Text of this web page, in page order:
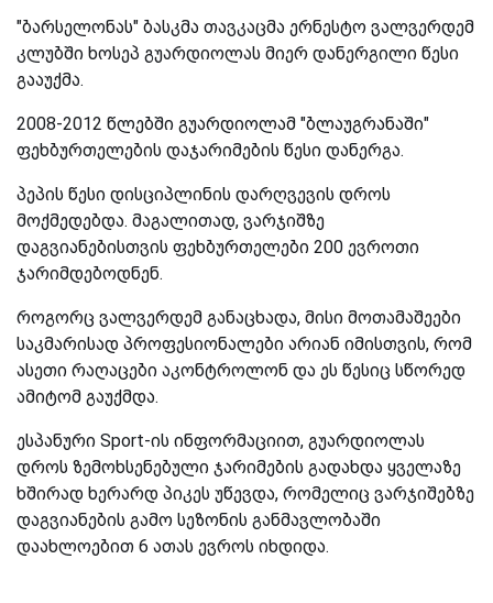
"ბარსელონას" ბასკმა თავკაცმა ერნესტო ვალვერდემ
კლუბში ხოსეპ გუარდიოლას მიერ დანერგილი წესი
გააუქმა.
2008-2012 წლებში გუარდიოლამ "ბლაუგრანაში"
ფეხბურთელების დაჯარიმების წესი დანერგა.
პეპის წესი დისციპლინის დარღვევის დროს
მოქმედებდა. მაგალითად, ვარჯიშზე
დაგვიანებისთვის ფეხბურთელები 200 ევროთი
ჯარიმდებოდნენ.
როგორც ვალვერდემ განაცხადა, მისი მოთამაშეები
საკმარისად პროფესიონალები არიან იმისთვის, რომ
ასეთი რაღაცები აკონტროლონ და ეს წესიც სწორედ
ამიტომ გაუქმდა.
ესპანური Sport-ის ინფორმაციით, გუარდიოლას
დროს ზემოხსენებული ჯარიმების გადახდა ყველაზე
ხშირად ხერარდ პიკეს უწევდა, რომელიც ვარჯიშებზე
დაგვიანების გამო სეზონის განმავლობაში
დაახლოებით 6 ათას ევროს იხდიდა.